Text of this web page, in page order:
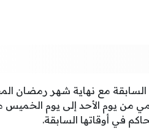
السابقة مع نهاية شهر رمضان
الرسمي من يوم الأحد إلى يوم